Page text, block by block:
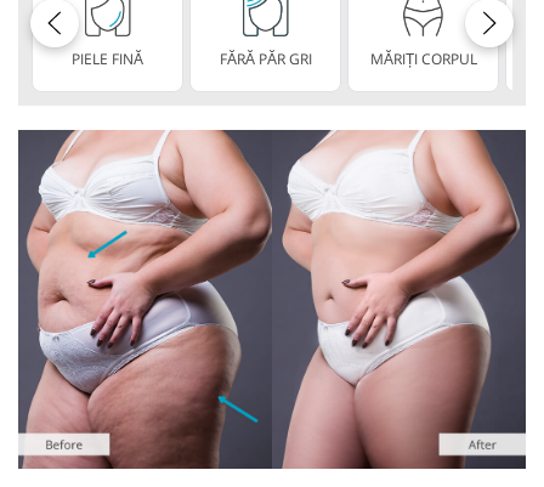
PIELE FINĂ FĂRĂ PĂR GRI MĂRIȚI CORPUL